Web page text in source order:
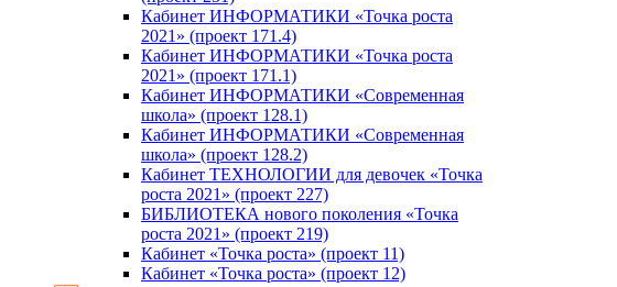
Кабинет ИНФОРМАТИКИ «Точка роста
2021» (проект 171.4)
Кабинет ИНФОРМАТИКИ «Точка роста
2021» (проект 171.1)
Кабинет ИНФОРМАТИКИ «Современная
школа» (проект 128.1)
Кабинет ИНФОРМАТИКИ «Современная
школа» (проект 128.2)
Кабинет ТЕХНОЛОГИИ для девочек «Точка
роста 2021» (проект 227)
БИБЛИОТЕКА нового поколения «Точка
роста 2021» (проект 219)
Кабинет «Точка роста» (проект 11)
Кабинет «Точка роста» (проект 12)